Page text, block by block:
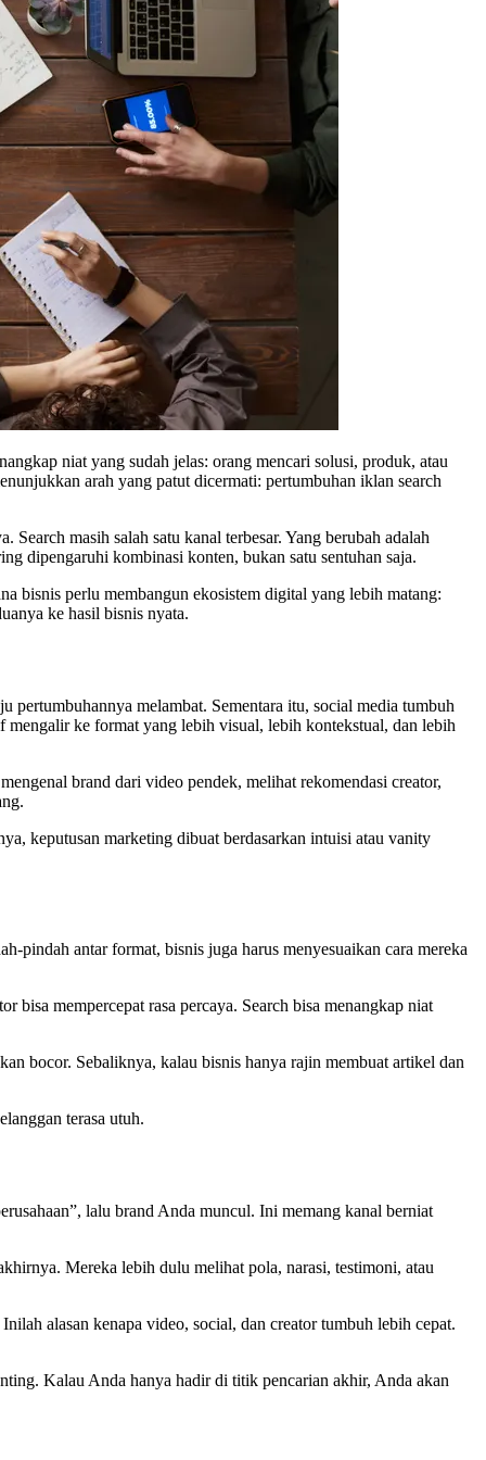
niat yang sudah jelas: orang mencari solusi, produk, atau
arah yang patut dicermati: pertumbuhan iklan search
masih salah satu kanal terbesar. Yang berubah adalah
dipengaruhi kombinasi konten, bukan satu sentuhan saja.
bisnis perlu membangun ekosistem digital yang lebih matang:
ke hasil bisnis nyata.
pertumbuhannya melambat. Sementara itu, social media tumbuh
ke format yang lebih visual, lebih kontekstual, dan lebih
brand dari video pendek, melihat rekomendasi creator,
keputusan marketing dibuat berdasarkan intuisi atau vanity
pindah antar format, bisnis juga harus menyesuaikan cara mereka
bisa mempercepat rasa percaya. Search bisa menangkap niat
bocor. Sebaliknya, kalau bisnis hanya rajin membuat artikel dan
terasa utuh.
lalu brand Anda muncul. Ini memang kanal berniat
Mereka lebih dulu melihat pola, narasi, testimoni, atau
alasan kenapa video, social, dan creator tumbuh lebih cepat.
Kalau Anda hanya hadir di titik pencarian akhir, Anda akan